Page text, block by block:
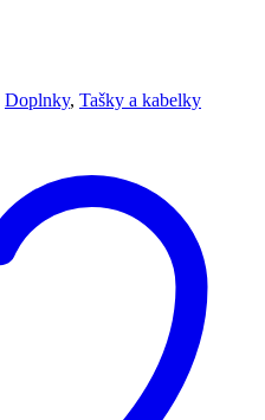
Doplnky, Tašky a kabelky